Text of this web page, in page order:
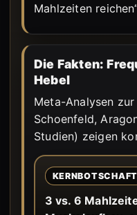
Mahlzeiten
Die Fakten:
Hebel
Meta-Analysen
Schoenfeld,
Studien) zeigen
KERNBOTSCHAFT
3 vs. 6